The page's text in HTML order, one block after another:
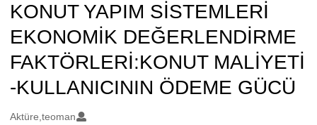
KONUT YAPIM SİSTEMLERİ
EKONOMİK DEĞERLENDİRME
FAKTÖRLERİ:KONUT MALİYETİ
-KULLANICININ ÖDEME GÜCÜ
Oluşturanlar
Aktüre,teoman